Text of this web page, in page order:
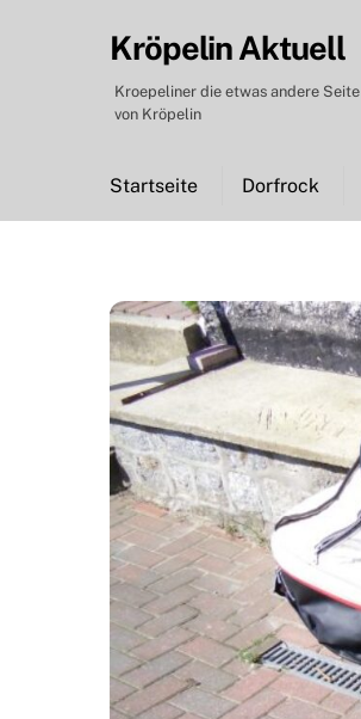
Kröpelin Aktuell
Kroepeliner die etwas andere Seite
von Kröpelin
Startseite Dorfrock